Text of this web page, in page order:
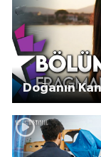
Doğanın